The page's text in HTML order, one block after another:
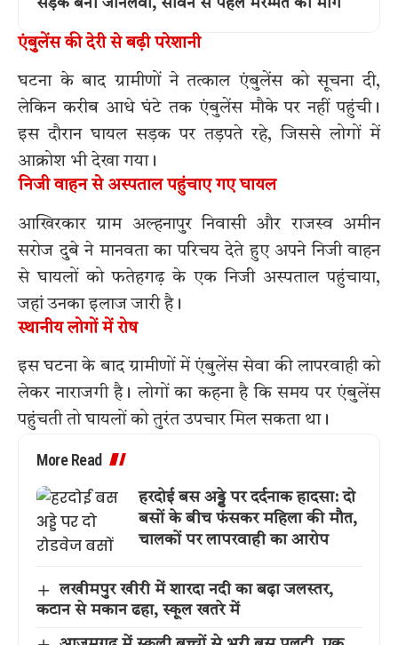
सड़क बनी जानलेवा, सावन से पहले मरम्मत की मांग
एंबुलेंस की देरी से बढ़ी परेशानी
घटना के बाद ग्रामीणों ने तत्काल एंबुलेंस को सूचना दी,
लेकिन करीब आधे घंटे तक एंबुलेंस मौके पर नहीं पहुंची।
इस दौरान घायल सड़क पर तड़पते रहे, जिससे लोगों में
आक्रोश भी देखा गया।
निजी वाहन से अस्पताल पहुंचाए गए घायल
आखिरकार ग्राम अल्हनापुर निवासी और राजस्व अमीन
सरोज दुबे ने मानवता का परिचय देते हुए अपने निजी वाहन
से घायलों को फतेहगढ़ के एक निजी अस्पताल पहुंचाया,
जहां उनका इलाज जारी है।
स्थानीय लोगों में रोष
इस घटना के बाद ग्रामीणों में एंबुलेंस सेवा की लापरवाही को
लेकर नाराजगी है। लोगों का कहना है कि समय पर एंबुलेंस
पहुंचती तो घायलों को तुरंत उपचार मिल सकता था।
More Read
हरदोई बस अड्डे पर दर्दनाक हादसा: दो
बसों के बीच फंसकर महिला की मौत,
चालकों पर लापरवाही का आरोप
लखीमपुर खीरी में शारदा नदी का बढ़ा जलस्तर,
कटान से मकान ढहा, स्कूल खतरे में